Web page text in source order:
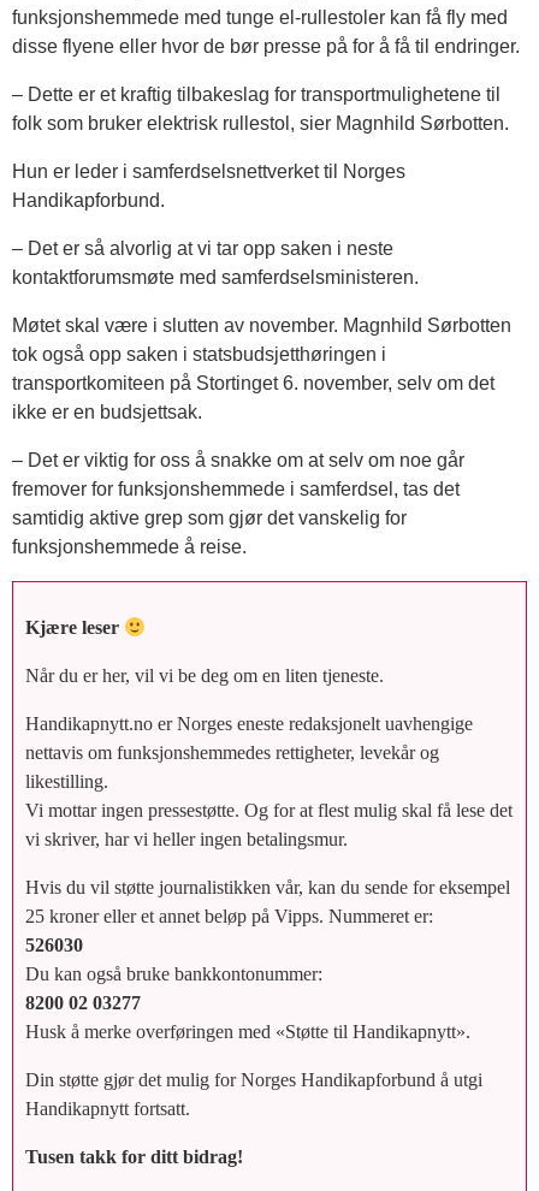
funksjonshemmede med tunge el-rullestoler kan få fly med
disse flyene eller hvor de bør presse på for å få til endringer.
– Dette er et kraftig tilbakeslag for transportmulighetene til
folk som bruker elektrisk rullestol, sier Magnhild Sørbotten.
Hun er leder i samferdselsnettverket til Norges
Handikapforbund.
– Det er så alvorlig at vi tar opp saken i neste
kontaktforumsmøte med samferdselsministeren.
Møtet skal være i slutten av november. Magnhild Sørbotten
tok også opp saken i statsbudsjetthøringen i
transportkomiteen på Stortinget 6. november, selv om det
ikke er en budsjettsak.
– Det er viktig for oss å snakke om at selv om noe går
fremover for funksjonshemmede i samferdsel, tas det
samtidig aktive grep som gjør det vanskelig for
funksjonshemmede å reise.
Kjære leser
Når du er her, vil vi be deg om en liten tjeneste.
Handikapnytt.no er Norges eneste redaksjonelt uavhengige
nettavis om funksjonshemmedes rettigheter, levekår og
likestilling.
Vi mottar ingen pressestøtte. Og for at flest mulig skal få lese det
vi skriver, har vi heller ingen betalingsmur.
Hvis du vil støtte journalistikken vår, kan du sende for eksempel
25 kroner eller et annet beløp på Vipps. Nummeret er:
526030
Du kan også bruke bankkontonummer:
8200 02 03277
Husk å merke overføringen med «Støtte til Handikapnytt».
Din støtte gjør det mulig for Norges Handikapforbund å utgi
Handikapnytt fortsatt.
Tusen takk for ditt bidrag!